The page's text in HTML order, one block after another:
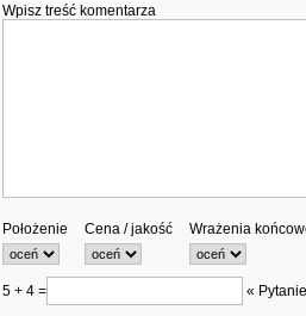
Wpisz treść komentarza
Położenie Cena / jakość Wrażenia
5 + 4 = «